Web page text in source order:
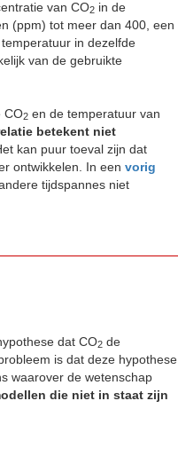
van CO2in de
(ppm) tot meer dan 400, een
in dezelfde
van de gebruikte
CO2en de temperatuur van
betekent niet
kan puur toeval zijn dat
ontwikkelen. In een vorig
tijdspannes niet
dat CO2de
is dat deze hypothese
waarover de wetenschap
die niet in staat zijn